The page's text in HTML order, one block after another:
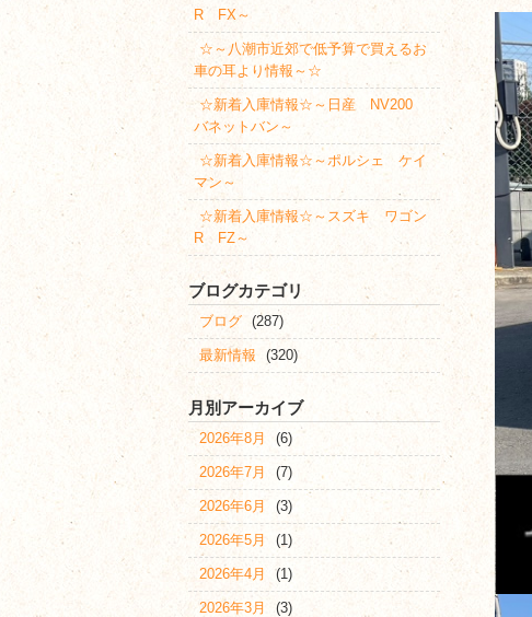
R FX～
☆～八潮市近郊で低予算で買えるお
車の耳より情報～☆
☆新着入庫情報☆～日産 NV200
バネットバン～
☆新着入庫情報☆～ポルシェ ケイ
マン～
☆新着入庫情報☆～スズキ ワゴン
R FZ～
ブログカテゴリ
ブログ (287)
最新情報 (320)
月別アーカイブ
2026年8月 (6)
2026年7月 (7)
2026年6月 (3)
2026年5月 (1)
2026年4月 (1)
2026年3月 (3)